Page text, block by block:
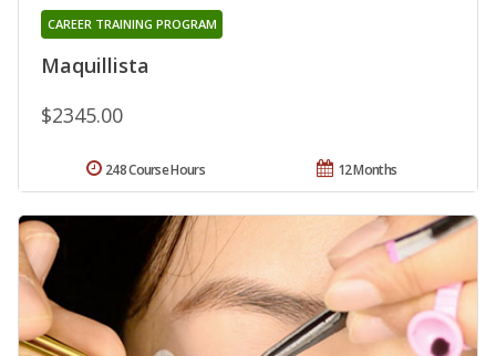
Maquillista
CAREER TRAINING PROGRAM
$2345.00
12 Months
248 Course Hours